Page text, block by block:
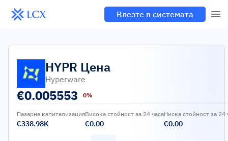
Влезте в системата
HYPR Цена
Hyperware
€0.005553 0%
Пазарна капитализация
€338.98K
Висока стойност за 24 часа
€0.00
Ниска стойност за 24
€0.00